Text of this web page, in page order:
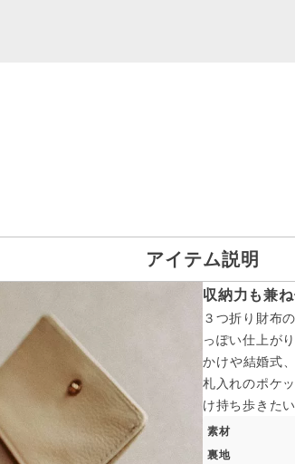
アイテム説明
収納力も兼
３つ折り財布
っぽい仕上が
かけや結婚式
札入れのポケ
け持ち歩きた
素材
裏地